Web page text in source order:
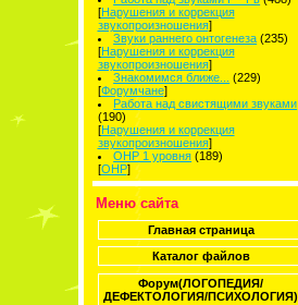
[Нарушения и коррекция
звукопроизношения]
Звуки раннего онтогенеза (235)
[Нарушения и коррекция
звукопроизношения]
Знакомимся ближе...
(229)
[Форумчане]
Работа над свистящими звуками
(190)
[Нарушения и коррекция
звукопроизношения]
ОНР 1 уровня (189)
[ОНР]
Меню сайта
Главная страница
Каталог файлов
Форум(ЛОГОПЕДИЯ/
ДЕФЕКТОЛОГИЯ/ПСИХОЛОГИЯ)